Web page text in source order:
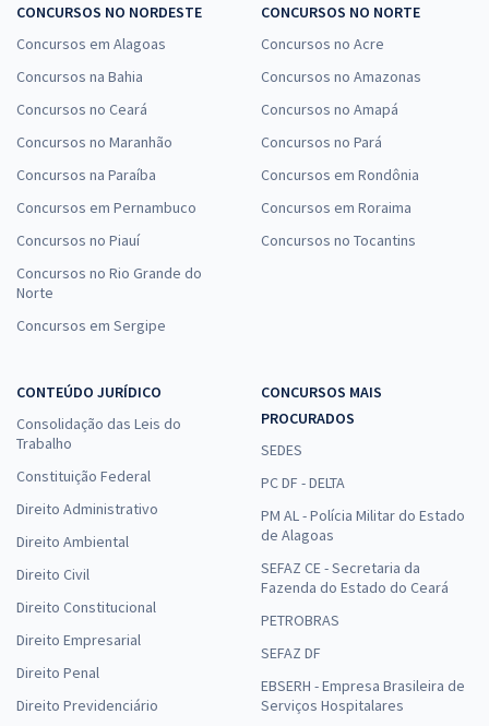
CONCURSOS NO NORDESTE
Concursos em Alagoas
Concursos na Bahia
Concursos no Ceará
Concursos no Maranhão
Concursos na Paraíba
Concursos em Pernambuco
Concursos no Piauí
Concursos no Rio Grande do
Norte
Concursos em Sergipe
CONCURSOS NO NORTE
Concursos no Acre
Concursos no Amazonas
Concursos no Amapá
Concursos no Pará
Concursos em Rondônia
Concursos em Roraima
Concursos no Tocantins
CONTEÚDO JURÍDICO
Consolidação das Leis do
Trabalho
Constituição Federal
Direito Administrativo
Direito Ambiental
Direito Civil
Direito Constitucional
Direito Empresarial
Direito Penal
Direito Previdenciário
CONCURSOS MAIS
PROCURADOS
SEDES
PC DF - DELTA
PM AL - Polícia Militar do Estado
de Alagoas
SEFAZ CE - Secretaria da
Fazenda do Estado do Ceará
PETROBRAS
SEFAZ DF
EBSERH - Empresa Brasileira de
Serviços Hospitalares